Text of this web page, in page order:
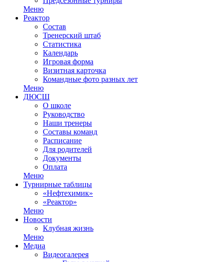
Меню
Реактор
Состав
Тренерский штаб
Статистика
Календарь
Игровая форма
Визитная карточка
Командные фото разных лет
Меню
ДЮСШ
О школе
Руководство
Наши тренеры
Составы команд
Расписание
Для родителей
Документы
Оплата
Меню
Турнирные таблицы
«Нефтехимик»
«Реактор»
Меню
Новости
Клубная жизнь
Меню
Медиа
Видеогалерея